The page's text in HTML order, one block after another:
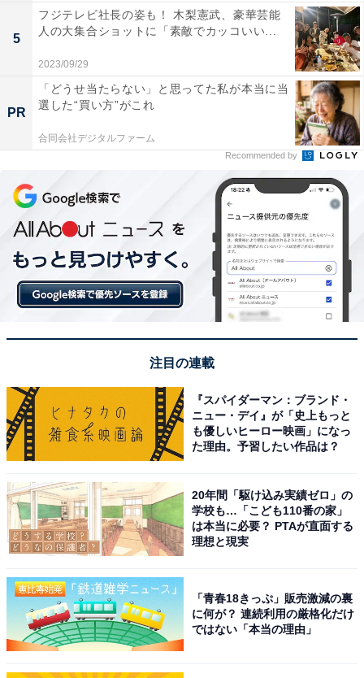
5
フジテレビ社長の姿も！ 木梨憲武、豪華芸能
人の大集合ショットに「素敵でカッコいい...
2023/09/29
PR
「どうせ当たらない」と思ってた私が本当に当
選した“買い方”がこれ
合同会社デジタルファーム
Recommended by
注目の連載
『スパイダーマン：ブランド・
ニュー・デイ』が「史上もっと
も優しいヒーロー映画」になっ
た理由。予習したい作品は？
20年間「駆け込み実績ゼロ」の
学校も…「こども110番の家」
は本当に必要？ PTAが直面する
理想と現実
「青春18きっぷ」販売激減の裏
に何が？ 連続利用の厳格化だけ
ではない「本当の理由」